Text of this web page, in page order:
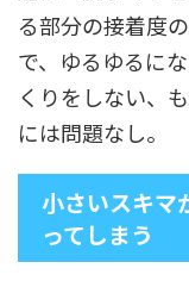
る部分の接着度
で、ゆるゆるに
くりをしない、
には問題なし。
小さいスキマ
ってしまう